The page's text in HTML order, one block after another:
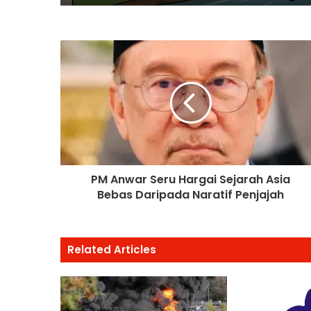
PM Anwar Seru Hargai Sejarah Asia
Bebas Daripada Naratif Penjajah
Related Articles